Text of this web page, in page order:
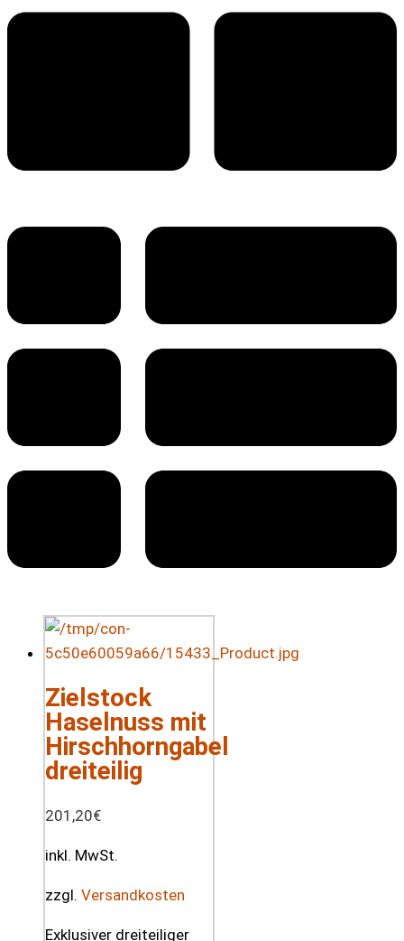
Zielstock
Haselnuss mit
Hirschhorngabel
dreiteilig
201,20€
inkl. MwSt.
zzgl. Versandkosten
Exklusiver dreiteiliger